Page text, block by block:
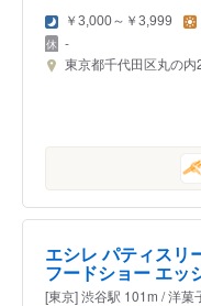
￥3,000～￥3,999
-
東京都千代田区丸の
エシレ パティスリ
フードショー エッ
[東京] 渋谷駅 101m / 洋菓